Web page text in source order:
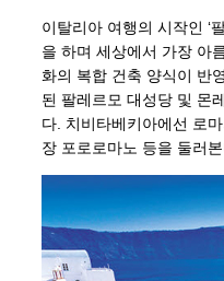
이탈리아 여행의 시작인 ‘
을 하며 세상에서 가장 아
화의 복합 건축 양식이 반
된 팔레르모 대성당 및 몬
다. 치비타베키아에선 로
장 포로로마노 등을 둘러본